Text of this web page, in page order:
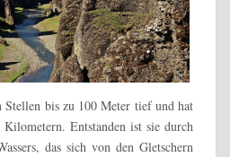
bis zu 100 Meter tief und hat
Entstanden ist sie durch
das sich von den Gletschern